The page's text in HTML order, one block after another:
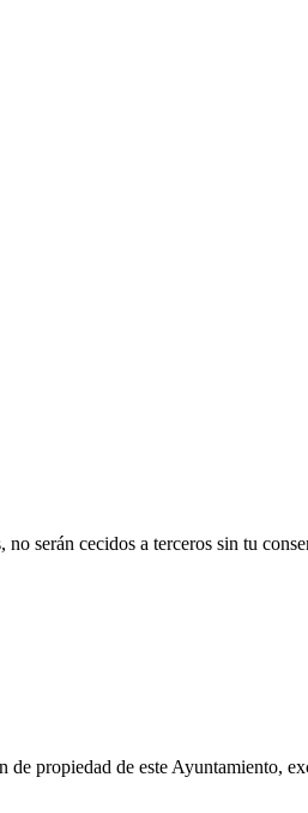
serán cecidos a terceros sin tu
propiedad de este Ayuntamiento,